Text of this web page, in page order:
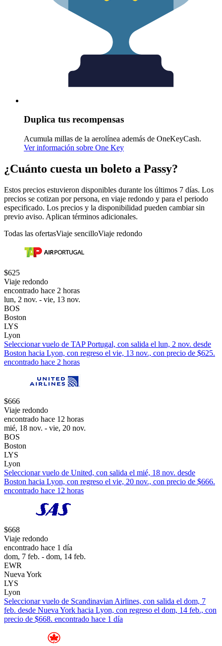
Duplica tus recompensas
Acumula millas de la aerolínea además de OneKeyCash.
Ver información sobre One Key
¿Cuánto cuesta un boleto a Passy?
Estos precios estuvieron disponibles durante los últimos 7 días. Los
precios se cotizan por persona, en viaje redondo y para el periodo
especificado. Los precios y la disponibilidad pueden cambiar sin
previo aviso. Aplican términos adicionales.
Todas las ofertasViaje sencilloViaje redondo
$625
Viaje redondo
encontrado hace 2 horas
lun, 2 nov. - vie, 13 nov.
BOS
Boston
LYS
Lyon
Seleccionar vuelo de TAP Portugal, con salida el lun, 2 nov. desde
Boston hacia Lyon, con regreso el vie, 13 nov., con precio de $625.
encontrado hace 2 horas
$666
Viaje redondo
encontrado hace 12 horas
mié, 18 nov. - vie, 20 nov.
BOS
Boston
LYS
Lyon
Seleccionar vuelo de United, con salida el mié, 18 nov. desde
Boston hacia Lyon, con regreso el vie, 20 nov., con precio de $666.
encontrado hace 12 horas
$668
Viaje redondo
encontrado hace 1 día
dom, 7 feb. - dom, 14 feb.
EWR
Nueva York
LYS
Lyon
Seleccionar vuelo de Scandinavian Airlines, con salida el dom, 7
feb. desde Nueva York hacia Lyon, con regreso el dom, 14 feb., con
precio de $668. encontrado hace 1 día